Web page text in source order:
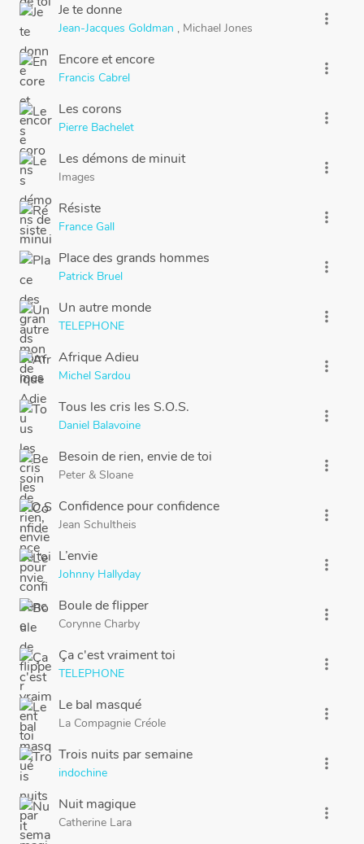
Je te donne
Jean-Jacques Goldman , Michael Jones
more_vert
Encore et encore
Francis Cabrel
more_vert
Les corons
Pierre Bachelet
more_vert
Les démons de minuit
Images
more_vert
Résiste
France Gall
more_vert
Place des grands hommes
Patrick Bruel
more_vert
Un autre monde
TELEPHONE
more_vert
Afrique Adieu
Michel Sardou
more_vert
Tous les cris les S.O.S.
Daniel Balavoine
more_vert
Besoin de rien, envie de toi
Peter & Sloane
more_vert
Confidence pour confidence
Jean Schultheis
more_vert
L’envie
Johnny Hallyday
more_vert
Boule de flipper
Corynne Charby
more_vert
Ça c'est vraiment toi
TELEPHONE
more_vert
Le bal masqué
La Compagnie Créole
more_vert
Trois nuits par semaine
indochine
more_vert
Nuit magique
Catherine Lara
more_vert